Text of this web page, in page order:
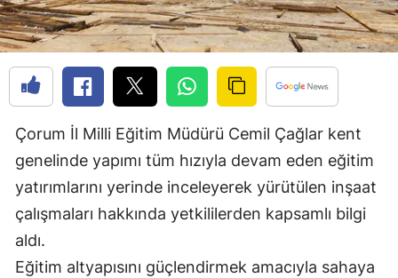
Denizli
Diyarbakır
Edirne
Erzincan
Erzurum
Eskişehir
Gaziantep
Çorum İl Milli Eğitim Müdürü Cemil Çağlar kent
genelinde yapımı tüm hızıyla devam eden eğitim
yatırımlarını yerinde inceleyerek yürütülen inşaat
çalışmaları hakkında yetkililerden kapsamlı bilgi
aldı.
Eğitim altyapısını güçlendirmek amacıyla sahaya